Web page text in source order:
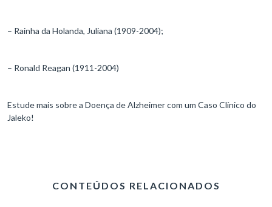
– Rainha da Holanda, Juliana (1909-2004);
– Ronald Reagan (1911-2004)
Estude mais sobre a Doença de Alzheimer com um Caso Clínico do
Jaleko!
CONTEÚDOS RELACIONADOS